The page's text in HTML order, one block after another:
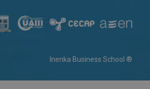
Inenka Business School ®